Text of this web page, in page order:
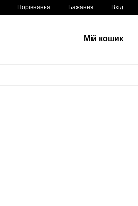
Порівняння Бажання Вхід
Мій кошик